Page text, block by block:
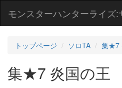
モンスターハンターライズ
トップページ ソロTA 集★7
集★7 炎国の王